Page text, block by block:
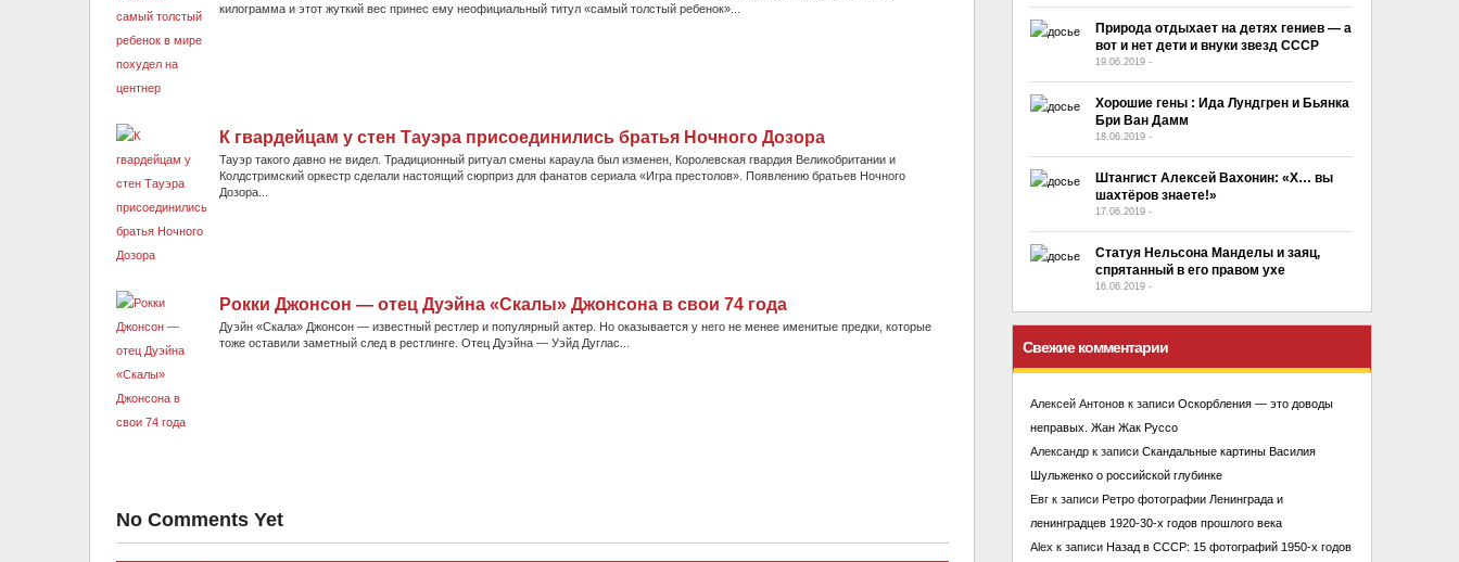
килограмма и этот жуткий вес принес ему неофициальный титул «самый толстый ребенок»...
К гвардейцам у стен Тауэра присоединились братья Ночного Дозора
Тауэр такого давно не видел. Традиционный ритуал смены караула был изменен, Королевская гвардия Великобритании и
Колдстримский оркестр сделали настоящий сюрприз для фанатов сериала «Игра престолов». Появлению братьев Ночного
Дозора...
Рокки Джонсон — отец Дуэйна «Скалы» Джонсона в свои 74 года
Дуэйн «Скала» Джонсон — известный рестлер и популярный актер. Но оказывается у него не менее именитые предки, которые
тоже оставили заметный след в рестлинге. Отец Дуэйна — Уэйд Дуглас...
No Comments Yet
Природа отдыхает на детях гениев — а
вот и нет дети и внуки звезд СССР
19.06.2019-
Хорошие гены : Ида Лундгpeн и Бьянка
Бри Ван Дамм
18.06.2019-
Штангист Алексей Вахонин: «Х… вы
шахтёров знаете!»
17.06.2019-
Статуя Нельсона Манделы и заяц,
спрятанный в его правом ухе
16.06.2019-
Свежие комментарии
Алексей Антонов к записиОскорбления — это доводы
неправых. Жан Жак Руссо
Александр к записиСкандальные картины Василия
Шульженко о российской глубинке
Евг к записиРетро фотографии Ленинграда и
ленинградцев 1920-30-х годов прошлого века
Alex к записиНазад в СССР: 15 фотографий 1950-х годов